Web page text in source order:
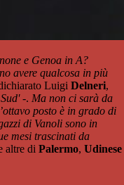
e Genoa in A?
avere qualcosa in più
Luigi Delneri,
-. Ma non ci sarà da
posto è in grado di
di Vanoli sono in
mesi trascinati da
altre di Palermo, Udinese